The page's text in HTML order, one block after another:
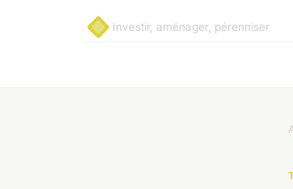
Investir, aménager, pérenniser